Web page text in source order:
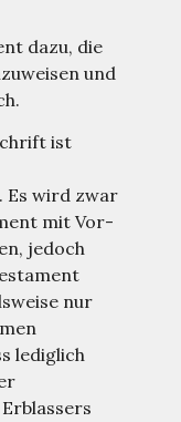
dazu, die
und
ist
Es wird zwar
mit Vor-
jedoch
nur
lediglich